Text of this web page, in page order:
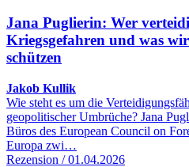
Jana Puglierin: Wer
Kriegsgefahren und was
schützen
Jakob Kullik
Wie steht es um die
geopolitischer Umbrüche? Jana
Büros des European Council on
Europa zwi…
Rezension / 01.04.2026